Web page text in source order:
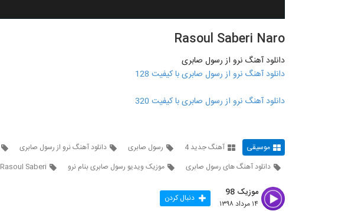
Rasoul Saberi Naro
دانلود آهنگ نرو از رسول صابری
دانلود آهنگ نرو از رسول صابری با کیفیت 128
دانلود آهنگ نرو از رسول صابری با کیفیت 320
موسیقی آهنگ جدید 4 رسول صابری دانلود آهنگ نرو از رسول صابری
دانلود آهنگ های رسول صابری
موزیک ویدیو رسول صابری بنام نرو Rasoul Saberi
موزیک 98
۱۴ مرداد ۱۳۹۸ دنبال کردن